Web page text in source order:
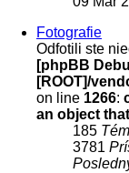
Fotografie
Odfotili ste
[phpBB
[ROOT]/
on line 1266:
an object
185
3781